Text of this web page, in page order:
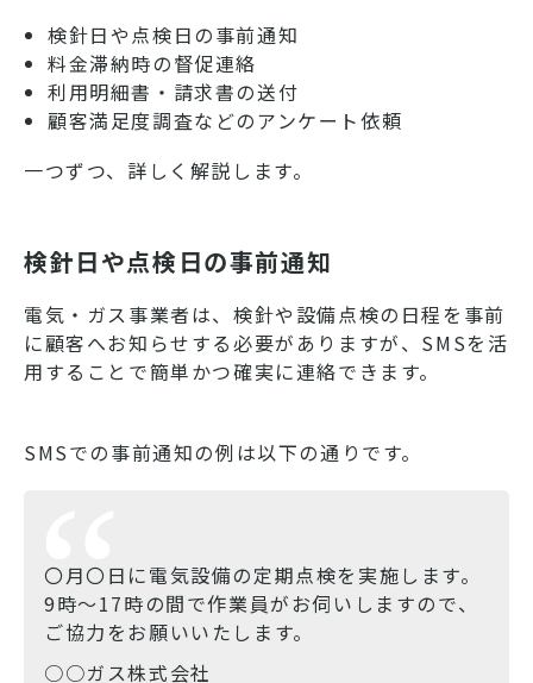
検針日や点検日の事前通知
料金滞納時の督促連絡
利用明細書・請求書の送付
顧客満足度調査などのアンケート依頼
一つずつ、詳しく解説します。
検針日や点検日の事前通知
電気・ガス事業者は、検針や設備点検の日程を事前
に顧客へお知らせする必要がありますが、SMSを活
用することで簡単かつ確実に連絡できます。
SMSでの事前通知の例は以下の通りです。
〇月〇日に電気設備の定期点検を実施します。
9時〜17時の間で作業員がお伺いしますので、
ご協力をお願いいたします。
○○ガス株式会社